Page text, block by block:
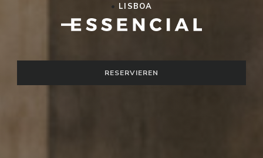
• LISBOA
RESERVIEREN